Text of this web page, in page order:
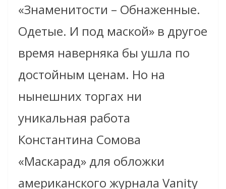
«Знаменитости – Обнаженные.
Одетые. И под маской» в другое
время наверняка бы ушла по
достойным ценам. Но на
нынешних торгах ни
уникальная работа
Константина Сомова
«Маскарад» для обложки
американского журнала Vanity